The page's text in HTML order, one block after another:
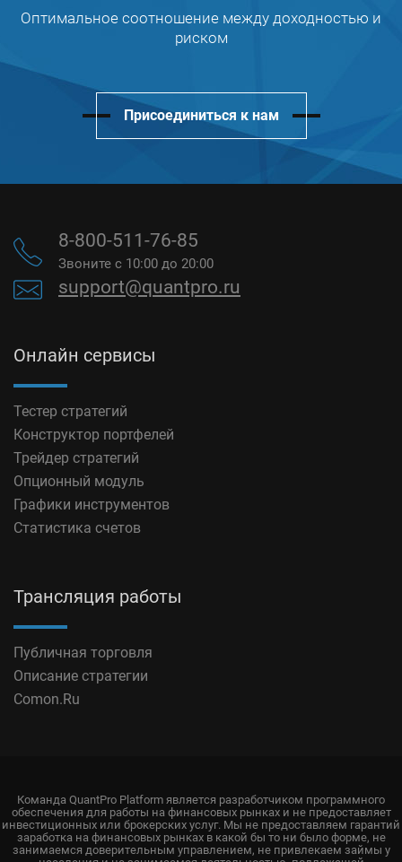
Оптимальное соотношение между доходностью и
риском
Присоединиться к нам
8-800-511-76-85
Звоните с 10:00 до 20:00
support@quantpro.ru
Онлайн сервисы
Тестер стратегий
Конструктор портфелей
Трейдер стратегий
Опционный модуль
Графики инструментов
Статистика счетов
Трансляция работы
Публичная торговля
Описание стратегии
Comon.Ru
Команда QuantPro Platform является разработчиком программного
обеспечения для работы на финансовых рынках и не предоставляет
инвестиционных или брокерских услуг. Мы не предоставляем гарантий
заработка на финансовых рынках в какой бы то ни было форме, не
занимаемся доверительным управлением, не привлекаем займы у